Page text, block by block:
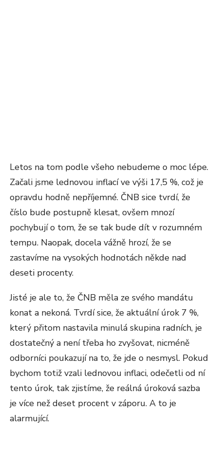
Letos na tom podle všeho nebudeme o moc lépe.
Začali jsme lednovou inflací ve výši 17,5 %, což je
opravdu hodně nepříjemné. ČNB sice tvrdí, že
číslo bude postupně klesat, ovšem mnozí
pochybují o tom, že se tak bude dít v rozumném
tempu. Naopak, docela vážně hrozí, že se
zastavíme na vysokých hodnotách někde nad
deseti procenty.
Jisté je ale to, že ČNB měla ze svého mandátu
konat a nekoná. Tvrdí sice, že aktuální úrok 7 %,
který přitom nastavila minulá skupina radních, je
dostatečný a není třeba ho zvyšovat, nicméně
odborníci poukazují na to, že jde o nesmysl. Pokud
bychom totiž vzali lednovou inflaci, odečetli od ní
tento úrok, tak zjistíme, že reálná úroková sazba
je více než deset procent v záporu. A to je
alarmující.